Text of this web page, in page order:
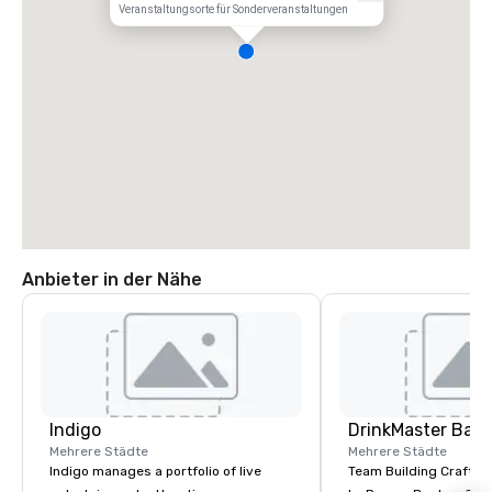
Veranstaltungsorte für Sonderveranstaltungen
Anbieter in der Nähe
Indigo
Mehrere Städte
Indigo manages a portfolio of live
Mehrere Städte
Team Building Craft